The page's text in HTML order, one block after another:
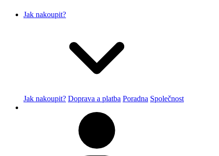
Jak nakoupit?
Jak nakoupit? Doprava a platba Poradna Společnost